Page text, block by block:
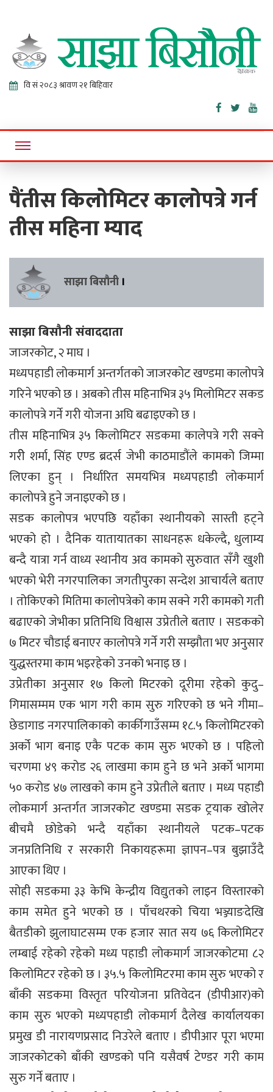
Sajha
Bisaunee
Online News Portal
पैंतीस किलोमिटर कालोपत्रे गर्न
तीस महिना म्याद
साझा बिसौनी ।
साझा बिसौनी संवाददाता
जाजरकोट, २ माघ ।
मध्यपहाडी लोकमार्ग अन्तर्गतको जाजरकोट खण्डमा कालोपत्रे
गरिने भएको छ । अबको तीस महिनाभित्र ३५ मिलोमिटर सकड
कालोपत्रे गर्ने गरी योजना अघि बढाइएको छ ।
तीस महिनाभित्र ३५ किलोमिटर सडकमा कालेपत्रे गरी सक्ने
गरीे शर्मा, सिंह एण्ड ब्रदर्स जेभी काठमाडौंले कामको जिम्मा
लिएका हुन् । निर्धारित समयभित्र मध्यपहाडी लोकमार्ग
कालोपत्रे हुने जनाइएको छ ।
सडक कालोपत्र भएपछि यहाँका स्थानीयको सास्ती हट्ने
भएको हो । दैनिक यातायातका साधनहरू धकेल्दै, धुलाम्य
बन्दै यात्रा गर्न वाध्य स्थानीय अव कामको सुरुवात सँगै खुशी
भएको भेरी नगरपालिका जगतीपुरका सन्देश आचार्यले बताए
। तोकिएको मितिमा कालोपत्रेको काम सक्ने गरी कामको गती
बढाएको जेभीका प्रतिनिधि विश्वास उप्रेतीले बताए । सडकको
७ मिटर चौडाई बनाएर कालोपत्रे गर्ने गरी सम्झौता भए अनुसार
युद्धस्तरमा काम भइरहेको उनको भनाइ छ ।
उप्रेतीका अनुसार १७ किलो मिटरको दूरीमा रहेको कुदु–
गिमासम्मम एक भाग गरी काम सुरु गरिएको छ भने गीमा–
छेडागाड नगरपालिकाको कार्कीगाउँसम्म १८.५ किलोमिटरको
अर्को भाग बनाइ एकै पटक काम सुरु भएको छ । पहिलो
चरणमा ४९ करोड २६ लाखमा काम हुने छ भने अर्को भागमा
५० करोड ४७ लाखको काम हुने उप्रेतीले बताए । मध्य पहाडी
लोकमार्ग अन्तर्गत जाजरकोट खण्डमा सडक ट्रयाक खोलेर
बीचमै छोडेको भन्दै यहाँका स्थानीयले पटक–पटक
जनप्रतिनिधि र सरकारी निकायहरूमा ज्ञापन–पत्र बुझाउँदै
आएका थिए ।
सोही सडकमा ३३ केभि केन्द्रीय विद्युतको लाइन विस्तारको
काम समेत हुने भएको छ । पाँचथरको चिया भञ्ज्याङदेखि
बैतडीको झुलाघाटसम्म एक हजार सात सय ७६ किलोमिटर
लम्बाई रहेको रहेको मध्य पहाडी लोकमार्ग जाजरकोटमा ८२
किलोमिटर रहेको छ । ३५.५ किलोमिटरमा काम सुरु भएको र
बाँकी सडकमा विस्तृत परियोजना प्रतिवेदन (डीपीआर)को
काम सुरु भएको मध्यपहाडी लोकमार्ग दैलेख कार्यालयका
प्रमुख डी नारायणप्रसाद निउरेले बताए । डीपीआर पूरा भएमा
जाजरकोटको बाँकी खण्डको पनि यसैवर्ष टेण्डर गरी काम
सुरु गर्ने बताए ।